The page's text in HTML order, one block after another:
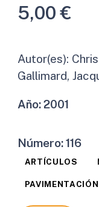
5,00€
Autor(es):
Gallimard,
Año:2001
Número:116
ARTÍCULOS
PAVIMENTACIÓN